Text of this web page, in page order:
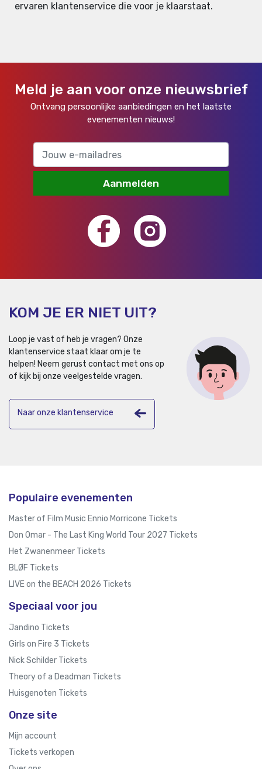
ervaren klantenservice die voor je klaarstaat.
Meld je aan voor onze nieuwsbrief
Ontvang persoonlijke aanbiedingen en het laatste
evenementen nieuws!
Aanmelden
KOM JE ER NIET UIT?
Loop je vast of heb je vragen? Onze
klantenservice staat klaar om je te
helpen! Neem gerust contact met ons op
of kijk bij onze veelgestelde vragen.
Naar onze klantenservice
Populaire evenementen
Master of Film Music Ennio Morricone Tickets
Don Omar - The Last King World Tour 2027 Tickets
Het Zwanenmeer Tickets
BLØF Tickets
LIVE on the BEACH 2026 Tickets
Speciaal voor jou
Jandino Tickets
Girls on Fire 3 Tickets
Nick Schilder Tickets
Theory of a Deadman Tickets
Huisgenoten Tickets
Onze site
Mijn account
Tickets verkopen